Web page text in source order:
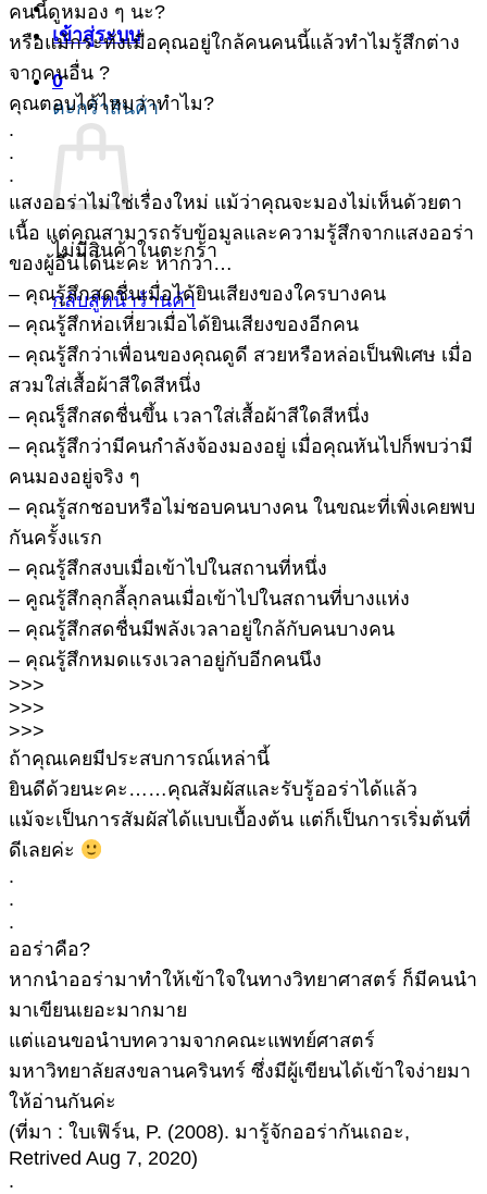
เข้าสู่ระบบ
0
ตะกร้าสินค้า
ไม่มีสินค้าในตะกร้า
กลับสู่หน้าร้านค้า
คนนี้ดูหมอง ๆ นะ?
หรือแม้กระทั่งเมื่อคุณอยู่ใกล้คนคนนี้แล้วทำไมรู้สึกต่าง
จากคนอื่น ?
คุณตอบได้ไหมว่าทำไม?
.
.
.
แสงออร่าไม่ใช่เรื่องใหม่ แม้ว่าคุณจะมองไม่เห็นด้วยตา
เนื้อ แต่คุณสามารถรับข้อมูลและความรู้สึกจากแสงออร่า
ของผู้อื่นได้นะคะ หากว่า…
– คุณรู้สึกสดชื่นเมื่อได้ยินเสียงของใครบางคน
– คุณรู้สึกห่อเหี่ยวเมื่อได้ยินเสียงของอีกคน
– คุณรู้สึกว่าเพื่อนของคุณดูดี สวยหรือหล่อเป็นพิเศษ เมื่อ
สวมใส่เสื้อผ้าสีใดสีหนึ่ง
– คุณรู็สึกสดชื่นขึ้น เวลาใส่เสื้อผ้าสีใดสีหนึ่ง
– คุณรู้สึกว่ามีคนกำลังจ้องมองอยู่ เมื่อคุณหันไปก็พบว่ามี
คนมองอยู่จริง ๆ
– คุณรู้สกชอบหรือไม่ชอบคนบางคน ในขณะที่เพิ่งเคยพบ
กันครั้งแรก
– คุณรู้สึกสงบเมื่อเข้าไปในสถานที่หนึ่ง
– คูณรู้สึกลุกลี้ลุกลนเมื่อเข้าไปในสถานที่บางแห่ง
– คุณรู้สึกสดชื่นมีพลังเวลาอยู่ใกล้กับคนบางคน
– คุณรู้สึกหมดแรงเวลาอยู่กับอีกคนนึง
>>>
>>>
>>>
ถ้าคุณเคยมีประสบการณ์เหล่านี้
ยินดีด้วยนะคะ……คุณสัมผัสและรับรู้ออร่าได้แล้ว
แม้จะเป็นการสัมผัสได้แบบเบื้องต้น แต่ก็เป็นการเริ่มต้นที่
ดีเลยค่ะ
.
.
.
ออร่าคือ?
หากนำออร่ามาทำให้เข้าใจในทางวิทยาศาสตร์ ก็มีคนนำ
มาเขียนเยอะมากมาย
แต่แอนขอนำบทความจากคณะแพทย์ศาสตร์
มหาวิทยาลัยสงขลานครินทร์ ซึ่งมีผู้เขียนได้เข้าใจง่ายมา
ให้อ่านกันค่ะ
(ที่มา : ใบเฟิร์น, P. (2008). มารู้จักออร่ากันเถอะ,
Retrived Aug 7, 2020)
.